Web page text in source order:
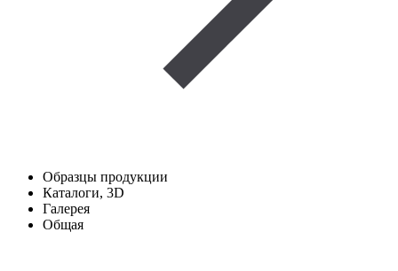
Образцы продукции
Каталоги, 3D
Галерея
Общая